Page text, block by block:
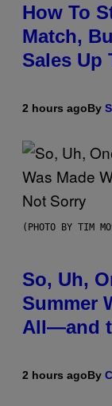
How To
Match,
Sales Up
2 hours agoBy
(PHOTO BY TIM
So, Uh,
Summer
All—and
2 hours agoBy